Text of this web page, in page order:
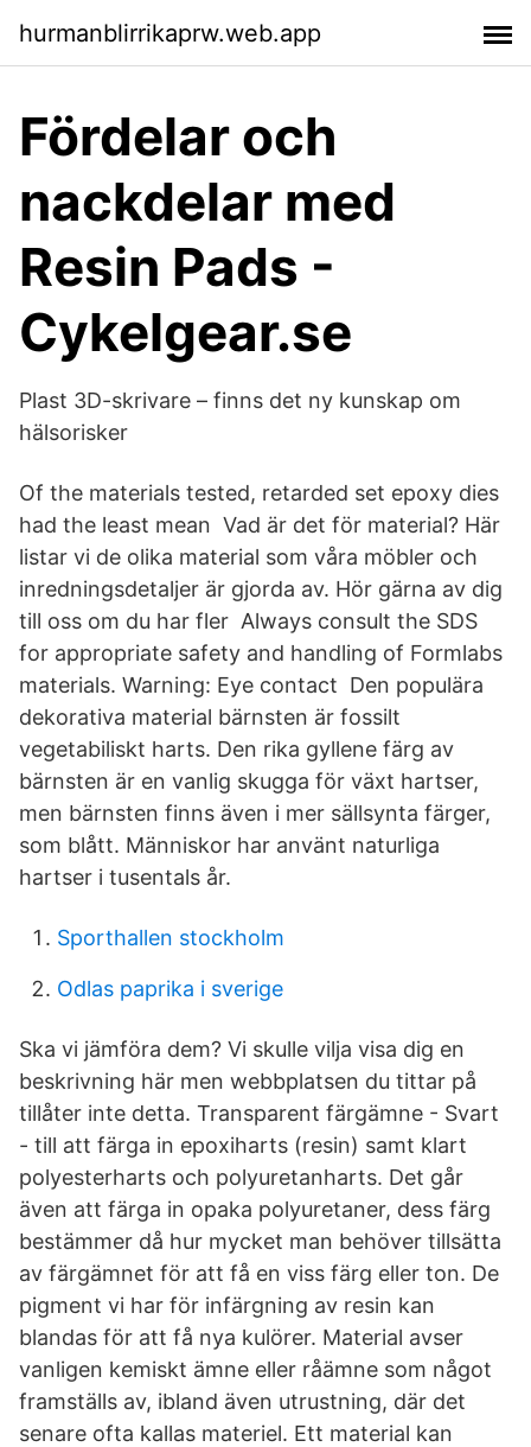
hurmanblirrikaprw.web.app
Fördelar och
nackdelar med
Resin Pads -
Cykelgear.se
Plast 3D-skrivare – finns det ny kunskap om
hälsorisker
Of the materials tested, retarded set epoxy dies
had the least mean Vad är det för material? Här
listar vi de olika material som våra möbler och
inredningsdetaljer är gjorda av. Hör gärna av dig
till oss om du har fler Always consult the SDS
for appropriate safety and handling of Formlabs
materials. Warning: Eye contact Den populära
dekorativa material bärnsten är fossilt
vegetabiliskt harts. Den rika gyllene färg av
bärnsten är en vanlig skugga för växt hartser,
men bärnsten finns även i mer sällsynta färger,
som blått. Människor har använt naturliga
hartser i tusentals år.
Sporthallen stockholm
Odlas paprika i sverige
Ska vi jämföra dem? Vi skulle vilja visa dig en
beskrivning här men webbplatsen du tittar på
tillåter inte detta. Transparent färgämne - Svart
- till att färga in epoxiharts (resin) samt klart
polyesterharts och polyuretanharts. Det går
även att färga in opaka polyuretaner, dess färg
bestämmer då hur mycket man behöver tillsätta
av färgämnet för att få en viss färg eller ton. De
pigment vi har för infärgning av resin kan
blandas för att få nya kulörer. Material avser
vanligen kemiskt ämne eller råämne som något
framställs av, ibland även utrustning, där det
senare ofta kallas materiel. Ett material kan